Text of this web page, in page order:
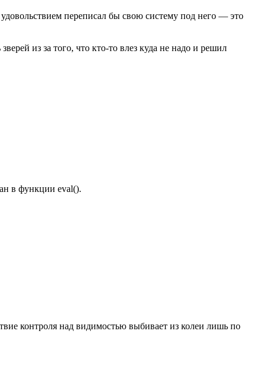
переписал бы свою систему под него — это
из за того, что кто-то влез куда не надо и решил
в функции eval().
контроля над видимостью выбивает из колеи лишь по